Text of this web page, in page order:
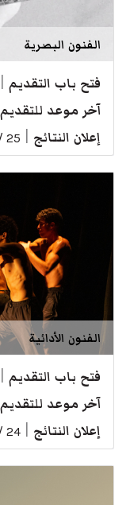
الفنون البصرية
فتح باب التقديم
آخر موعد للتقديم
إعلان النتائج 25 / 8 / 2026
الفنون الأدائية
فتح باب التقديم
آخر موعد للتقديم
إعلان النتائج 24 / 8 / 2026